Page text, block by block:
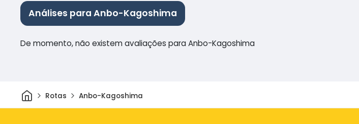
Análises para Anbo-Kagoshima
De momento, não existem avaliações para Anbo-Kagoshima
CasaRotas Anbo-Kagoshima